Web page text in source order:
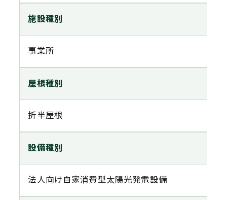
施設種別
事業所
屋根種別
折半屋根
設備種別
法人向け自家消費型太陽光発電設備